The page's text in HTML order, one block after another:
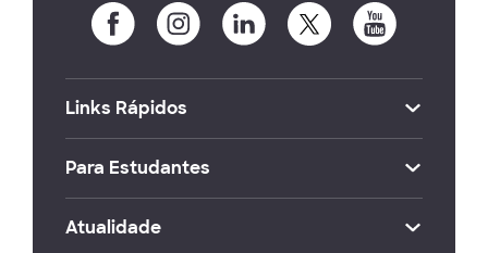
Links Rápidos
Para Estudantes
Atualidade